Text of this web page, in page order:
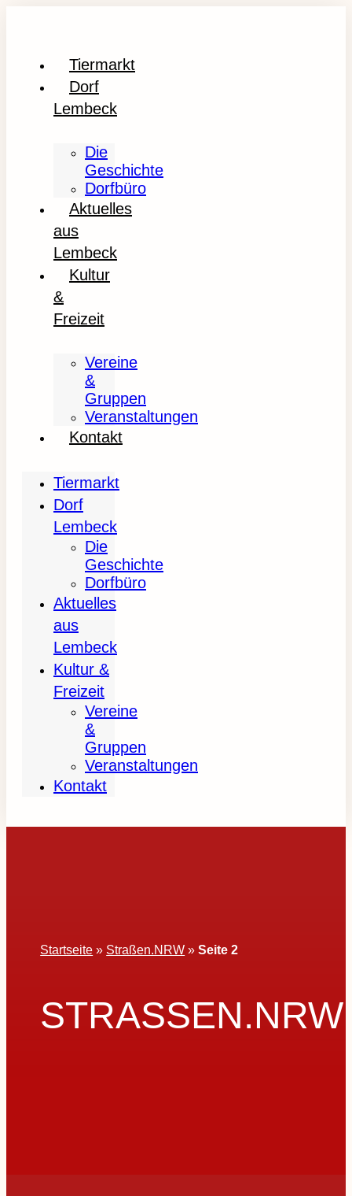
Tiermarkt
Dorf
Lembeck
Die
Geschichte
Dorfbüro
Aktuelles
aus
Lembeck
Kultur
&
Freizeit
Vereine
&
Gruppen
Veranstaltungen
Kontakt
Tiermarkt
Dorf
Lembeck
Die
Geschichte
Dorfbüro
Aktuelles
aus
Lembeck
Kultur &
Freizeit
Vereine
&
Gruppen
Veranstaltungen
Kontakt
Startseite » Straßen.NRW »Seite 2
STRASSEN.NRW